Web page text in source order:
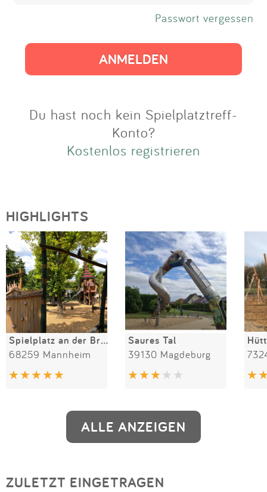
Passwort vergessen
Du hast noch kein Spielplatztreff-
Konto?
Kostenlos registrieren
HIGHLIGHTS
Spielplatz an der Brüder-Grimm Schule
68259 Mannheim
Saures Tal
39130 Magdeburg
ALLE ANZEIGEN
ZULETZT EINGETRAGEN